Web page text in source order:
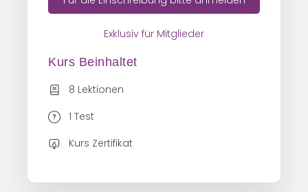
Exklusiv für Mitglieder
Kurs Beinhaltet
8 Lektionen
1 Test
Kurs Zertifikat